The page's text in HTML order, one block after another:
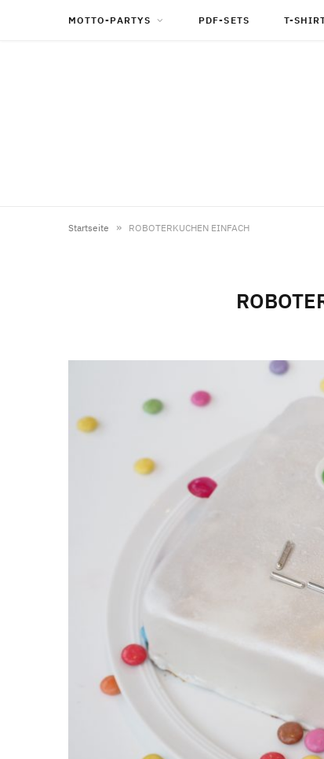
MOTTO-PARTYS PDF-SETS T-
Startseite » ROBOTERKUCHEN EINFACH